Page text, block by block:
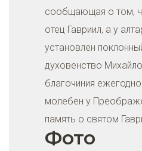
сообщающая о том,
отец Гавриил, а у
установлен
духовенство
благочиния
молебен у
память о святом
Фото